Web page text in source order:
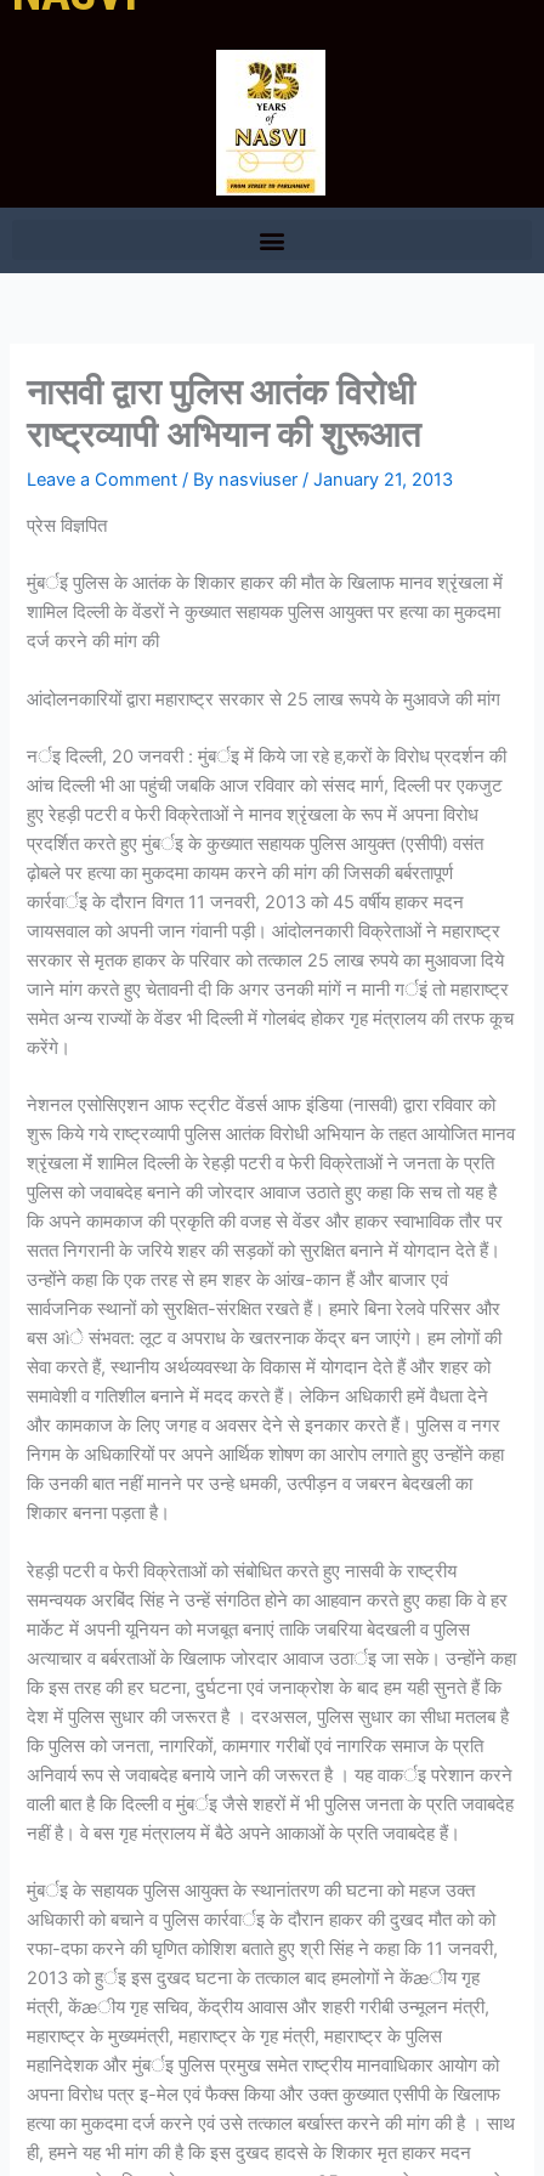
नासवी द्वारा पुलिस आतंक विरोधी
राष्ट्रव्यापी अभियान की शुरूआत
Leave a Comment / By nasviuser/January 21, 2013
प्रेस विज्ञपित
मुंबर्इ पुलिस के आतंक के शिकार हाकर की मौत के खिलाफ मानव श्रृंखला में
शामिल दिल्ली के वेंडरों ने कुख्यात सहायक पुलिस आयुक्त पर हत्या का मुकदमा
दर्ज करने की मांग की
आंदोलनकारियों द्वारा महाराष्ट्र सरकार से 25 लाख रूपये के मुआवजे की मांग
नर्इ दिल्ली, 20 जनवरी : मुंबर्इ में किये जा रहे ह‚करों के विरोध प्रदर्शन की
आंच दिल्ली भी आ पहुंची जबकि आज रविवार को संसद मार्ग, दिल्ली पर एकजुट
हुए रेहड़ी पटरी व फेरी विक्रेताओं ने मानव श्रृंखला के रूप में अपना विरोध
प्रदर्शित करते हुए मुंबर्इ के कुख्यात सहायक पुलिस आयुक्त (एसीपी) वसंत
ढ़ोबले पर हत्या का मुकदमा कायम करने की मांग की जिसकी बर्बरतापूर्ण
कार्रवार्इ के दौरान विगत 11 जनवरी, 2013 को 45 वर्षीय हाकर मदन
जायसवाल को अपनी जान गंवानी पड़ी। आंदोलनकारी विक्रेताओं ने महाराष्ट्र
सरकार से मृतक हाकर के परिवार को तत्काल 25 लाख रुपये का मुआवजा दिये
जाने मांग करते हुए चेतावनी दी कि अगर उनकी मांगें न मानी गर्इं तो महाराष्ट्र
समेत अन्य राज्यों के वेंडर भी दिल्ली में गोलबंद होकर गृह मंत्रालय की तरफ कूच
करेंगे।
नेशनल एसोसिएशन आफ स्ट्रीट वेंडर्स आफ इंडिया (नासवी) द्वारा रविवार को
शुरू किये गये राष्ट्रव्यापी पुलिस आतंक विरोधी अभियान के तहत आयोजित मानव
श्रृंखला मेंं शामिल दिल्ली के रेहड़ी पटरी व फेरी विक्रेताओं ने जनता के प्रति
पुलिस को जवाबदेह बनाने की जोरदार आवाज उठाते हुए कहा कि सच तो यह है
कि अपने कामकाज की प्रकृति की वजह से वेंडर और हाकर स्वाभाविक तौर पर
सतत निगरानी के जरिये शहर की सड़कों को सुरक्षित बनाने में योगदान देते हैं।
उन्होंने कहा कि एक तरह से हम शहर के आंख-कान हैं और बाजार एवं
सार्वजनिक स्थानों को सुरक्षित-संरक्षित रखते हैं। हमारे बिना रेलवे परिसर और
बस अìे संभवत: लूट व अपराध के खतरनाक केंद्र बन जाएंगे। हम लोगों की
सेवा करते हैं, स्थानीय अर्थव्यवस्था के विकास में योगदान देते हैं और शहर को
समावेशी व गतिशील बनाने में मदद करते हैं। लेकिन अधिकारी हमें वैधता देने
और कामकाज के लिए जगह व अवसर देने से इनकार करते हैं। पुलिस व नगर
निगम के अधिकारियों पर अपने आर्थिक शोषण का आरोप लगाते हुए उन्होंने कहा
कि उनकी बात नहीं मानने पर उन्हे धमकी, उत्पीड़न व जबरन बेदखली का
शिकार बनना पड़ता है।
रेहड़ी पटरी व फेरी विक्रेताओं को संबोधित करते हुए नासवी के राष्ट्रीय
समन्वयक अरबिंद सिंह ने उन्हें संगठित होने का आहवान करते हुए कहा कि वे हर
मार्केट में अपनी यूनियन को मजबूत बनाएं ताकि जबरिया बेदखली व पुलिस
अत्याचार व बर्बरताओं के खिलाफ जोरदार आवाज उठार्इ जा सके। उन्होंने कहा
कि इस तरह की हर घटना, दुर्घटना एवं जनाक्रोश के बाद हम यही सुनते हैं कि
देश में पुलिस सुधार की जरूरत है । दरअसल, पुलिस सुधार का सीधा मतलब है
कि पुलिस को जनता, नागरिकों, कामगार गरीबों एवं नागरिक समाज के प्रति
अनिवार्य रूप से जवाबदेह बनाये जाने की जरूरत है । यह वाकर्इ परेशान करने
वाली बात है कि दिल्ली व मुंबर्इ जैसे शहरों में भी पुलिस जनता के प्रति जवाबदेह
नहीं है। वे बस गृह मंत्रालय में बैठे अपने आकाओं के प्रति जवाबदेह हैं।
मुंबर्इ के सहायक पुलिस आयुक्त के स्थानांतरण की घटना को महज उक्त
अधिकारी को बचाने व पुलिस कार्रवार्इ के दौरान हाकर की दुखद मौत को को
रफा-दफा करने की घृणित कोशिश बताते हुए श्री सिंह ने कहा कि 11 जनवरी,
2013 को हुर्इ इस दुखद घटना के तत्काल बाद हमलोगों ने केंæीय गृह
मंत्री, केंæीय गृह सचिव, केंद्रीय आवास और शहरी गरीबी उन्मूलन मंत्री,
महाराष्ट्र के मुख्यमंत्री, महाराष्ट्र के गृह मंत्री, महाराष्ट्र के पुलिस
महानिदेशक और मुंबर्इ पुलिस प्रमुख समेत राष्ट्रीय मानवाधिकार आयोग को
अपना विरोध पत्र इ-मेल एवं फैक्स किया और उक्त कुख्यात एसीपी के खिलाफ
हत्या का मुकदमा दर्ज करने एवं उसे तत्काल बर्खास्त करने की मांग की है । साथ
ही, हमने यह भी मांग की है कि इस दुखद हादसे के शिकार मृत हाकर मदन